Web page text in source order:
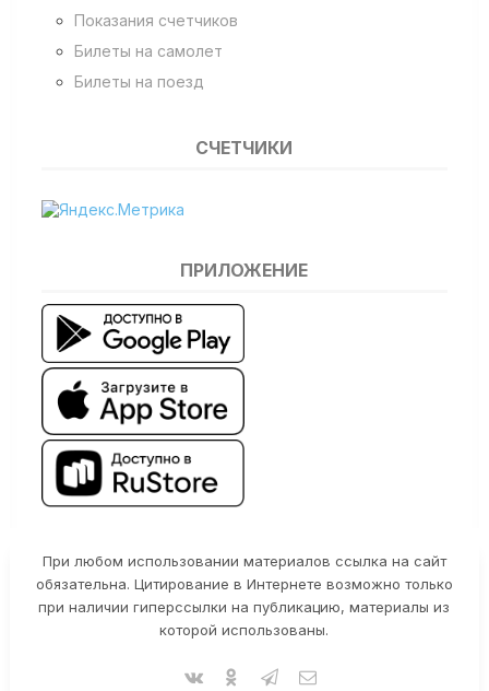
Показания счетчиков
Билеты на самолет
Билеты на поезд
СЧЕТЧИКИ
ПРИЛОЖЕНИЕ
При любом использовании материалов ссылка на сайт
обязательна. Цитирование в Интернете возможно только
при наличии гиперссылки на публикацию, материалы из
которой использованы.